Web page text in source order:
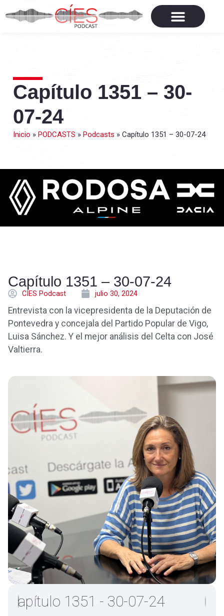
Capítulo 1351 – 30-
07-24
Inicio » PODCASTS » Podcasts » Capítulo 1351 – 30-07-24
Capítulo 1351 – 30-07-24
CÍES Podcast julio 30, 2024
Entrevista con la vicepresidenta de la Deputación de
Pontevedra y concejala del Partido Popular de Vigo,
Luisa Sánchez. Y el mejor análisis del Celta con José
Valtierra.
1351 - 30-07-24